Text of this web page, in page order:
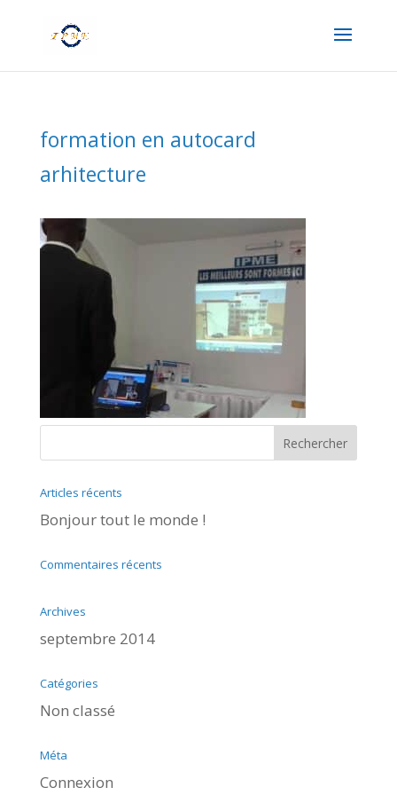
formation en autocard
arhitecture
Articles récents
Bonjour tout le monde !
Commentaires récents
Archives
septembre 2014
Catégories
Non classé
Méta
Connexion